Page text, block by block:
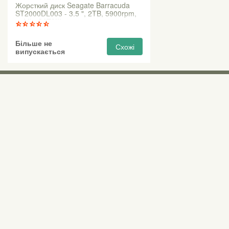
Жорсткий диск Seagate Barracuda
ST2000DL003 - 3.5 ", 2TB, 5900rpm,
64Mb, SATAIII
Більше не
випускається
Схожі